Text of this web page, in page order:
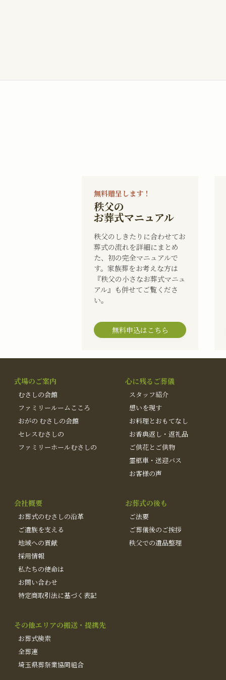
無料贈呈します！
秩父の
お葬式マニュアル
秩父のしきたりに合わせてお
葬式の流れを詳細にまとめ
た、初の完全マニュアルで
す。家族葬をお考えな方は
『秩父の小さなお葬式マニュ
アル』も併せてご覧くださ
い。
無料申込はこちら
式場のご案内
むさしの会館
ファミリールームこころ
おがの むさしの会館
セレスむさしの
ファミリーホールむさしの
心に残るご葬儀
スタッフ紹介
想いを現す
お料理とおもてなし
お香典返し・返礼品
ご供花とご供物
霊柩車・送迎バス
お客様の声
会社概要
お葬式のむさしの沿革
ご遺族を支える
地域への貢献
採用情報
私たちの使命は
お問い合わせ
特定商取引法に基づく表記
お葬式の後も
ご法要
ご葬儀後のご挨拶
秩父での遺品整理
その他エリアの搬送・提携先
お葬式検索
全葬連
埼玉県葬祭業協同組合